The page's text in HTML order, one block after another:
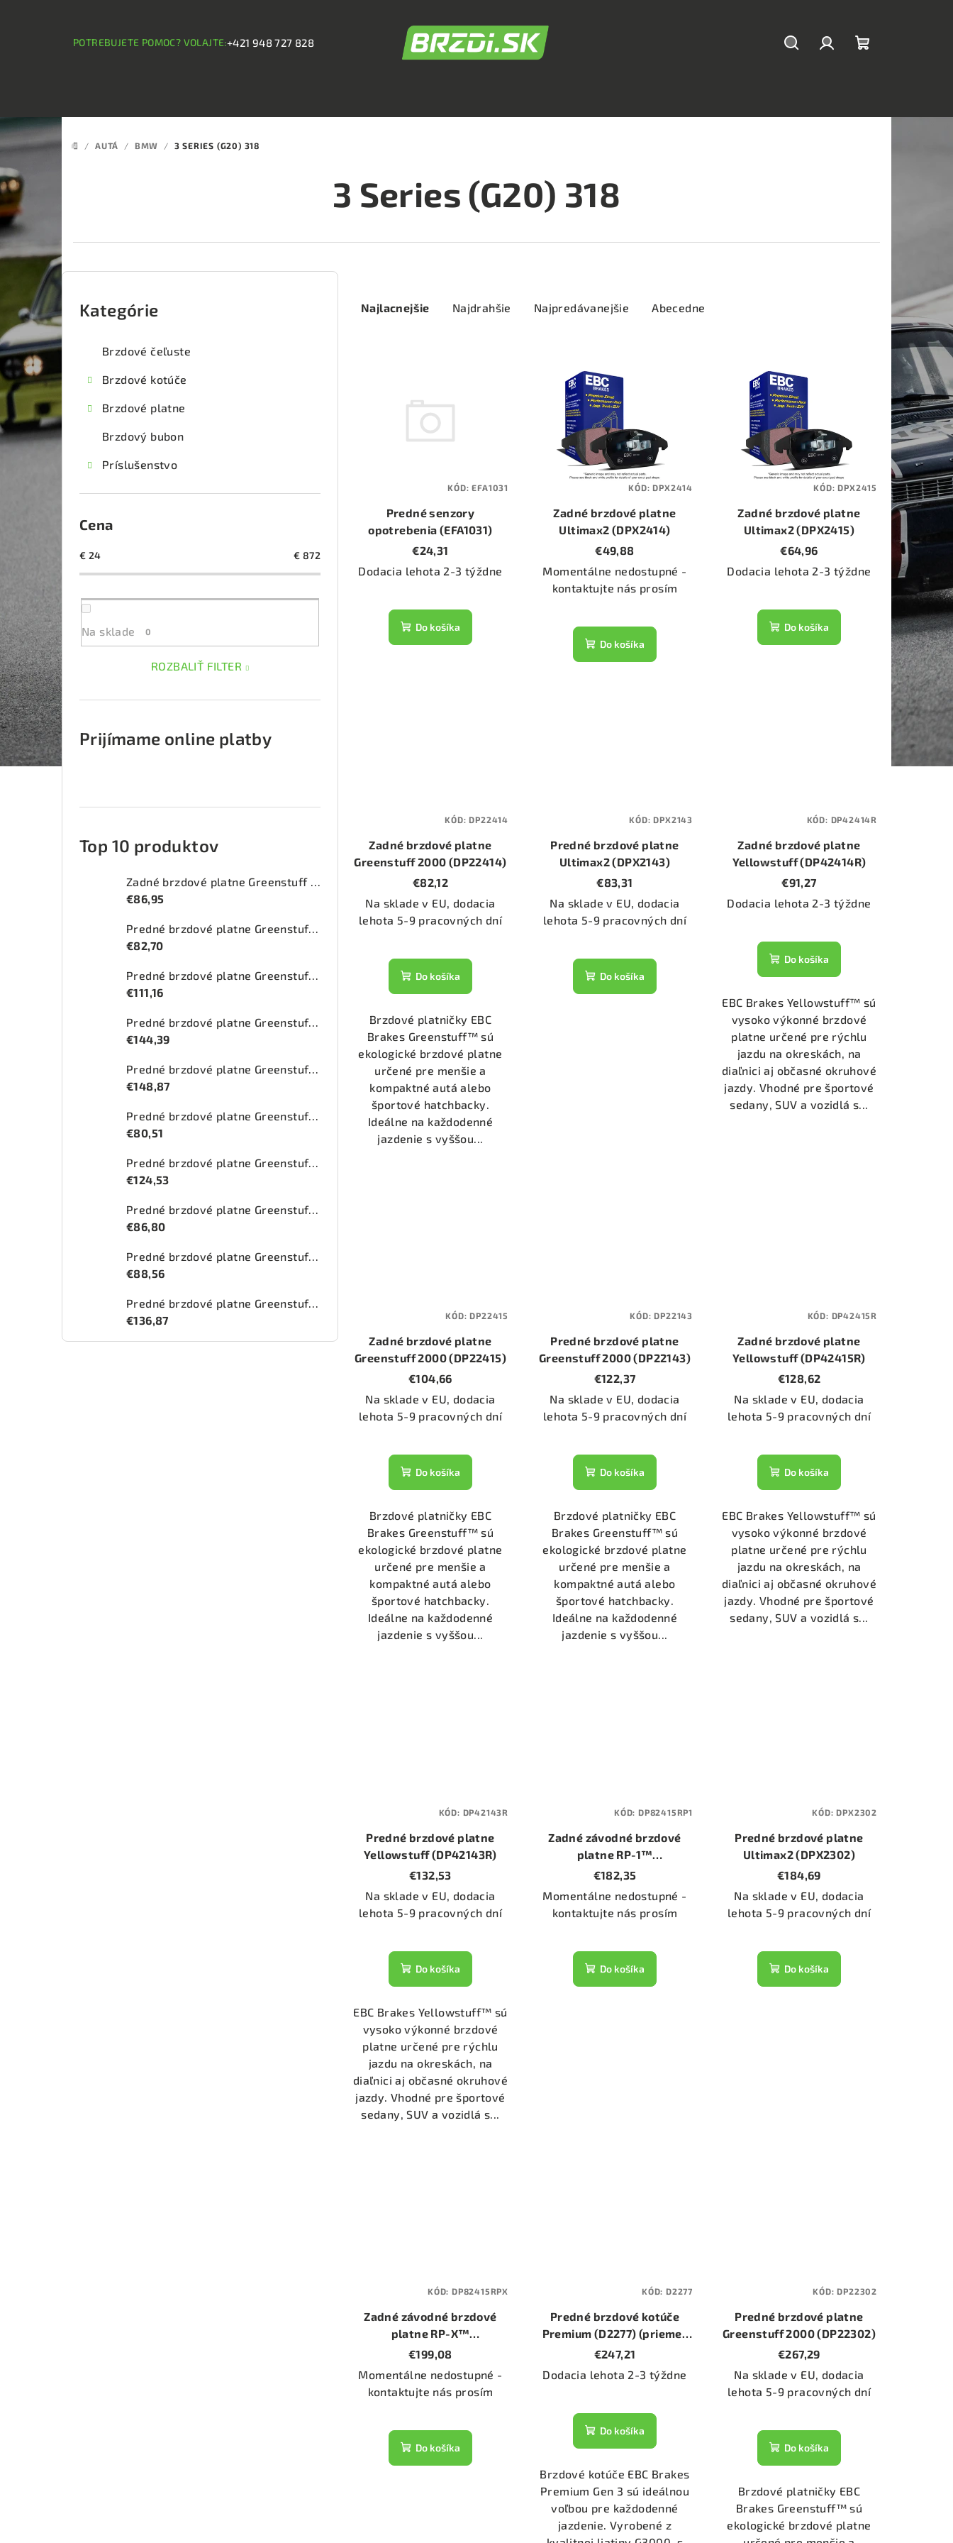
POTREBUJETE POMOC? VOLAJTE:+421 948 727 828
DOMOV
/ AUTÁ / BMW / 3 SERIES (G20) 318
3 Series (G20) 318
B
o
č
ý
p
a
Preskočiť
kategórie
Kategórie
Brzdové čeľuste
Brzdové kotúče
Brzdové platne
Brzdový bubon
Príslušenstvo
Cena
€ 24 € 872
Na sklade 0
ROZBALIŤ FILTER
Prijímame online platby
Top 10 produktov
Zadné brzdové platne Greenstuff 2000 (DP21518)
€86,95
Predné brzdové platne Greenstuff 2000 (DP22050)
€82,70
Predné brzdové platne Greenstuff 2000 (DP21555)
€111,16
Predné brzdové platne Greenstuff 2000 (DP23070)
€144,39
Predné brzdové platne Greenstuff 2000 (DP22286)
€148,87
Predné brzdové platne Greenstuff 2000 (DP21476)
€80,51
Predné brzdové platne Greenstuff 2000 (DP21074)
€124,53
Predné brzdové platne Greenstuff 2000 (DP21133)
€86,80
Predné brzdové platne Greenstuff 2000 (DP2800)
€88,56
Predné brzdové platne Greenstuff 2000 (DP22225)
€136,87
aNajlacnejšie Najdrahšie Najpredávanejšie Abecedne
o
Predné senzory
opotrebenia (EFA1031)
€24,31
Dodacia lehota 2-3 týždne
Do košíka
KÓD:EFA1031
Zadné brzdové platne
Ultimax2 (DPX2414)
€49,88
Momentálne nedostupné -
kontaktujte nás prosím
Do košíka
KÓD:DPX2414
Zadné brzdové platne
Ultimax2 (DPX2415)
€64,96
Dodacia lehota 2-3 týždne
Do košíka
KÓD:DPX2415
Zadné brzdové platne
Greenstuff 2000 (DP22414)
€82,12
Na sklade v EU, dodacia
lehota 5-9 pracovných dní
Do košíka
Brzdové platničky EBC
Brakes Greenstuff™ sú
ekologické brzdové platne
určené pre menšie a
kompaktné autá alebo
športové hatchbacky.
Ideálne na každodenné
jazdenie s vyššou...
KÓD:DP22414
Predné brzdové platne
Ultimax2 (DPX2143)
€83,31
Na sklade v EU, dodacia
lehota 5-9 pracovných dní
Do košíka
KÓD:DPX2143
Zadné brzdové platne
Yellowstuff (DP42414R)
€91,27
Dodacia lehota 2-3 týždne
Do košíka
EBC Brakes Yellowstuff™ sú
vysoko výkonné brzdové
platne určené pre rýchlu
jazdu na okreskách, na
diaľnici aj občasné okruhové
jazdy. Vhodné pre športové
sedany, SUV a vozidlá s...
KÓD: DP42414R
Zadné brzdové platne
Greenstuff 2000 (DP22415)
€104,66
Na sklade v EU, dodacia
lehota 5-9 pracovných dní
Do košíka
Brzdové platničky EBC
Brakes Greenstuff™ sú
ekologické brzdové platne
určené pre menšie a
kompaktné autá alebo
športové hatchbacky.
Ideálne na každodenné
jazdenie s vyššou...
KÓD:DP22415
Predné brzdové platne
Greenstuff 2000 (DP22143)
€122,37
Na sklade v EU, dodacia
lehota 5-9 pracovných dní
Do košíka
Brzdové platničky EBC
Brakes Greenstuff™ sú
ekologické brzdové platne
určené pre menšie a
kompaktné autá alebo
športové hatchbacky.
Ideálne na každodenné
jazdenie s vyššou...
KÓD:DP22143
Zadné brzdové platne
Yellowstuff (DP42415R)
€128,62
Na sklade v EU, dodacia
lehota 5-9 pracovných dní
Do košíka
EBC Brakes Yellowstuff™ sú
vysoko výkonné brzdové
platne určené pre rýchlu
jazdu na okreskách, na
diaľnici aj občasné okruhové
jazdy. Vhodné pre športové
sedany, SUV a vozidlá s...
KÓD: DP42415R
Predné brzdové platne
Yellowstuff (DP42143R)
€132,53
Na sklade v EU, dodacia
lehota 5-9 pracovných dní
Do košíka
EBC Brakes Yellowstuff™ sú
vysoko výkonné brzdové
platne určené pre rýchlu
jazdu na okreskách, na
diaľnici aj občasné okruhové
jazdy. Vhodné pre športové
sedany, SUV a vozidlá s...
KÓD: DP42143R
Zadné závodné brzdové
platne RP-1™
(DP82415RP1)
€182,35
Momentálne nedostupné -
kontaktujte nás prosím
Do košíka
KÓD: DP82415RP1
Predné brzdové platne
Ultimax2 (DPX2302)
€184,69
Na sklade v EU, dodacia
lehota 5-9 pracovných dní
Do košíka
KÓD:DPX2302
Zadné závodné brzdové
platne RP-X™
(DP82415RPX)
€199,08
Momentálne nedostupné -
kontaktujte nás prosím
Do košíka
KÓD: DP82415RPX
Predné brzdové kotúče
Premium (D2277) (priemer
294mm)
€247,21
Dodacia lehota 2-3 týždne
Do košíka
Brzdové kotúče EBC Brakes
Premium Gen 3 sú ideálnou
voľbou pre každodenné
jazdenie. Vyrobené z
KÓD: D2277
Predné brzdové platne
Greenstuff 2000 (DP22302)
€267,29
Na sklade v EU, dodacia
lehota 5-9 pracovných dní
Do košíka
Brzdové platničky EBC
Brakes Greenstuff™ sú
ekologické brzdové platne
KÓD:DP22302